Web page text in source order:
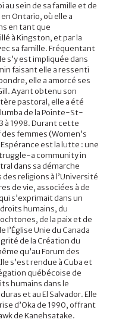
au sein de sa famille et de
Ontario, où elle a
en tant que
à Kingston, et par la
sa famille. Fréquentant
s’y est impliquée dans
faisant elle a ressenti
elle a amorcé ses
Ayant obtenu son
pastoral, elle a été
de la Pointe-St-
à 1998. Durant cette
femmes (Women’s
est la lutte : une
a community in
dans sa démarche
religions à l’Université
de vie, associées à de
s’exprimait dans un
humains, du
de la paix et de
l’Église Unie du Canada
de la Création du
qu’au Forum des
s’est rendue à Cuba et
québécoise de
humains dans le
et au El Salvador. Elle
d’Oka de 1990, offrant
de Kanehsatake.